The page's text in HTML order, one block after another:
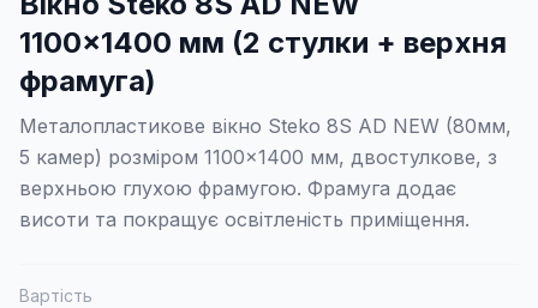
1100×1400 мм (2 стулки + верхня
фрамуга)
Металопластикове вікно Steko 8S AD NEW (80мм,
5 камер) розміром 1100×1400 мм, двостулкове, з
верхньою глухою фрамугою. Фрамуга додає
висоти та покращує освітленість приміщення.
Вартість